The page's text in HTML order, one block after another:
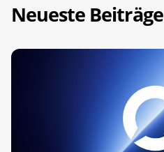
Neueste Beiträge